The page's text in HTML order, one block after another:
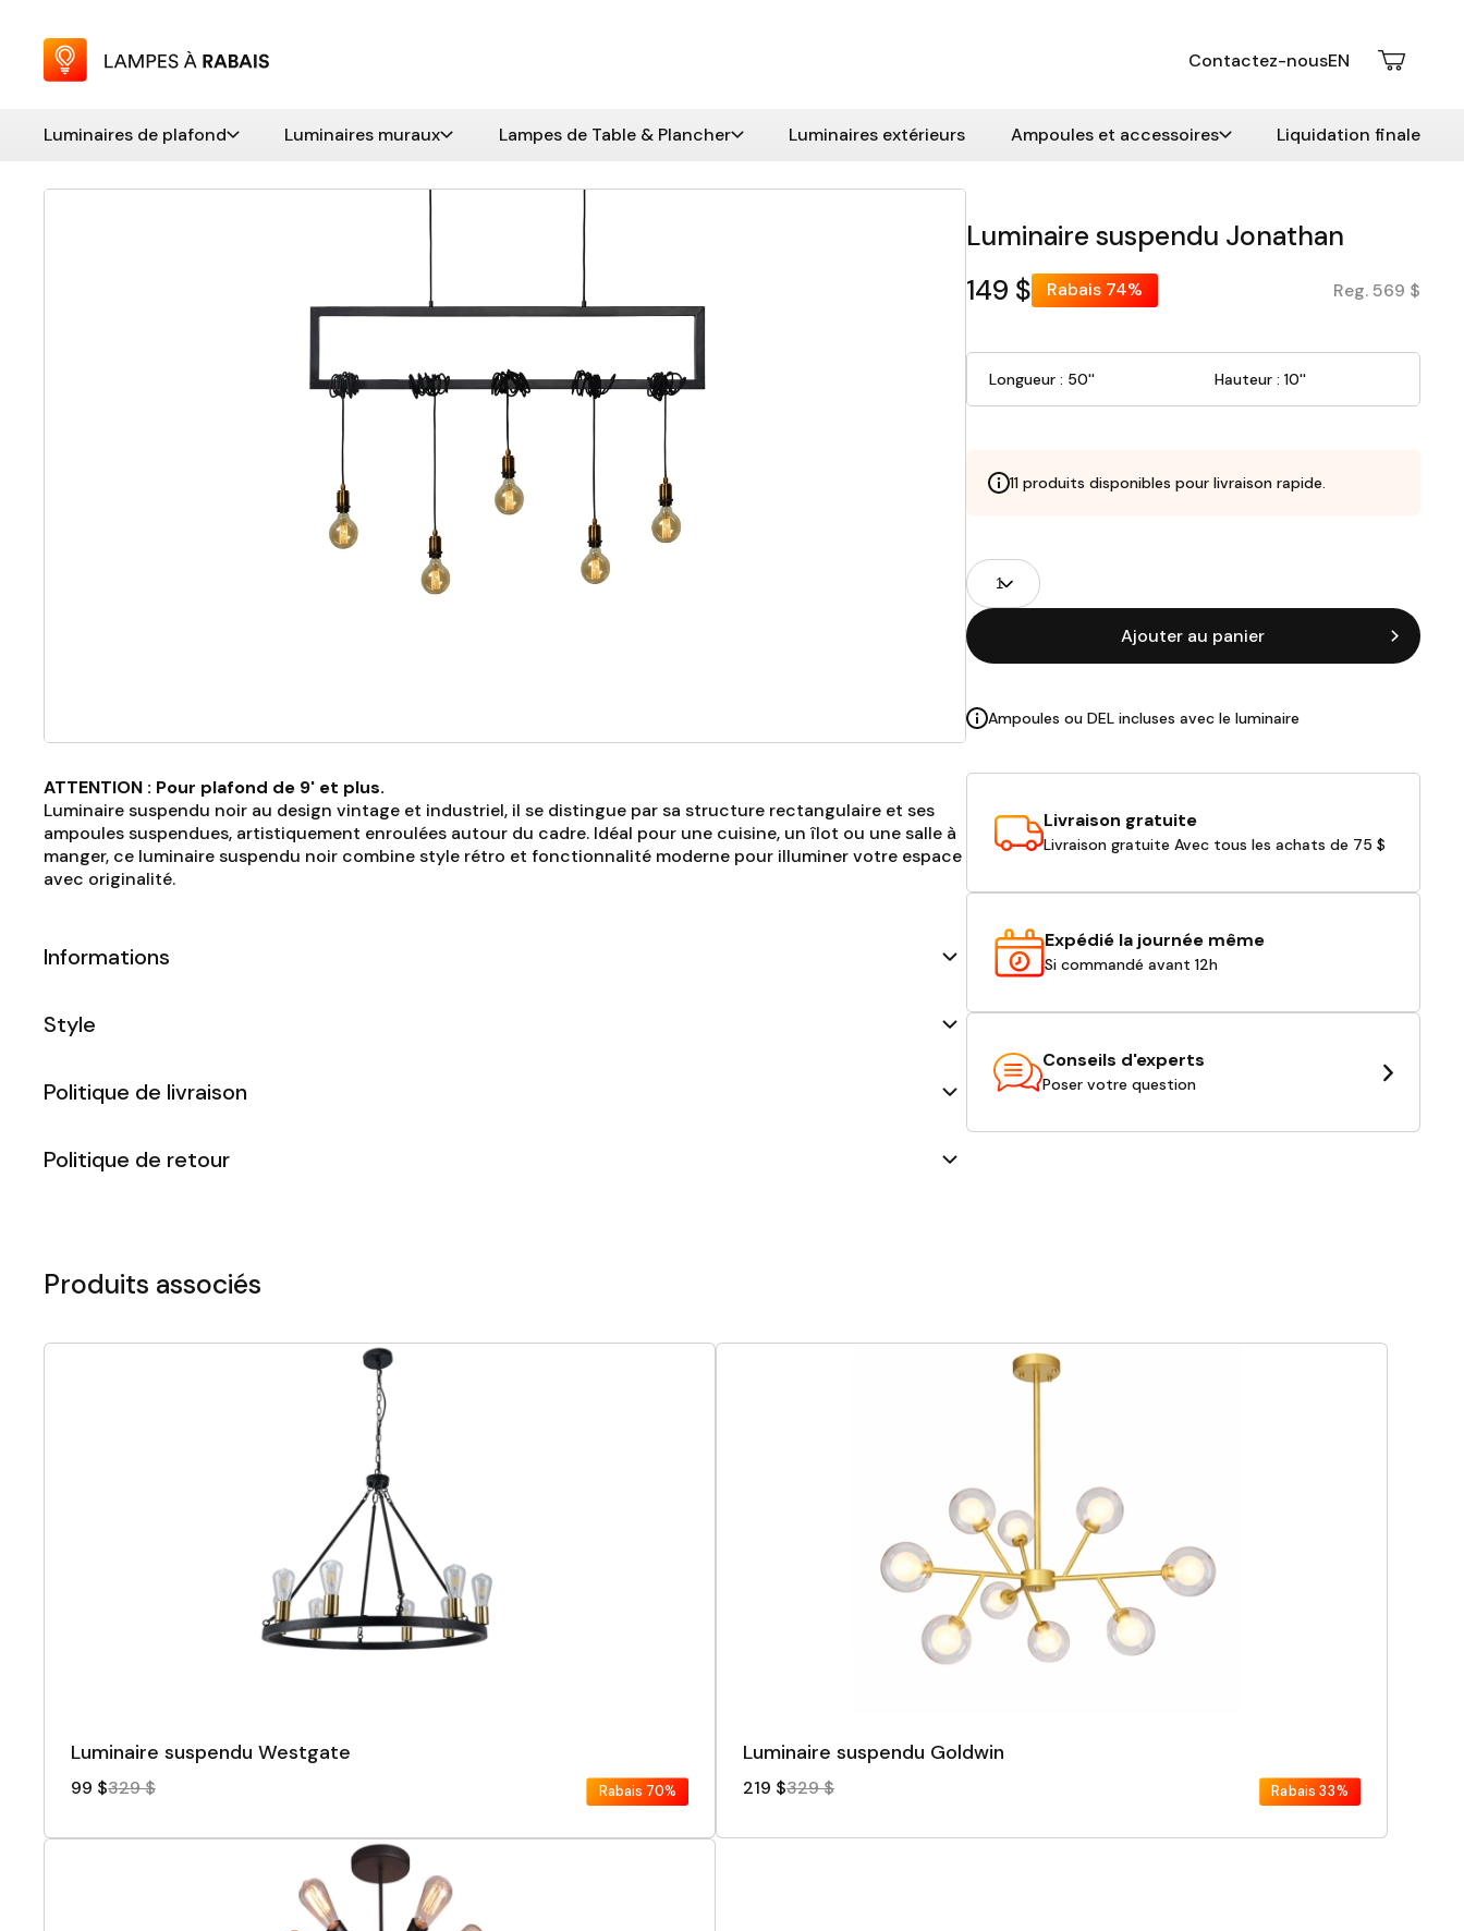
Contactez-nousEN
Luminaires de plafond Luminaires muraux Lampes de Table & Plancher Luminaires extérieurs Ampoules et accessoires Liquidation finale
ATTENTION : Pour plafond de 9' et plus.
Luminaire suspendu noir au design vintage et industriel, il se distingue par sa structure rectangulaire et ses
ampoules suspendues, artistiquement enroulées autour du cadre. Idéal pour une cuisine, un îlot ou une salle à
manger, ce luminaire suspendu noir combine style rétro et fonctionnalité moderne pour illuminer votre espace
avec originalité.
Informations
Style
Politique de livraison
Politique de retour
Luminaire suspendu Jonathan
149 $
Rabais74% Reg. 569 $
Longueur : 50'' Hauteur : 10''
11 produits disponibles pour livraison rapide.
Champs
de
produits
Quantité
Ajouter au panier
Ampoules ou DEL incluses avec le luminaire
Livraison gratuite
Livraison gratuite Avec tous les achats de 75 $
Expédié la journée même
Si commandé avant 12h
Conseils d'experts
Poser votre question
Produits associés
Luminaire suspendu Westgate
99 $329 $ Rabais 70%
Luminaire suspendu Goldwin
219 $329 $ Rabais 33%